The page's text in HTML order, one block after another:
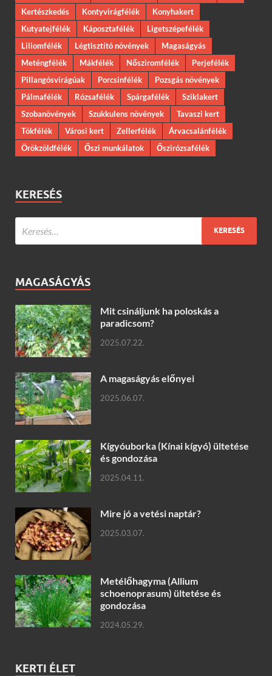
Kertészkedés
Kontyvirágfélék
Konyhakert
Kutyatejfélék
Káposztafélék
Ligetszépefélék
Liliomfélék
Légtisztító növények
Magaságyás
Meténgfélék
Mákfélék Nősziromfélék
Perjefélék
Pillangósvirágúak
Porcsinfélék
Pozsgás növények
Pálmafélék
Rózsafélék Spárgafélék
Sziklakert
Szobanövények
Szukkulens növények
Tavaszi kert
Tökfélék
Városi kert Zellerfélék
Árvacsalánfélék
Örökzöldfélék
Őszi munkálatok Őszirózsafélék
KERESÉS
MAGASÁGYÁS
Mit csináljunk ha poloskás a
paradicsom?
2025.07.22.
A magaságyás előnyei
2025.06.07.
Kígyóuborka (Kínai kígyó) ültetése
és gondozása
2025.04.11.
Mire jó a vetési naptár?
2025.03.07.
Metélőhagyma (Allium
schoenoprasum) ültetése és
gondozása
2024.05.29.
KERTI ÉLET